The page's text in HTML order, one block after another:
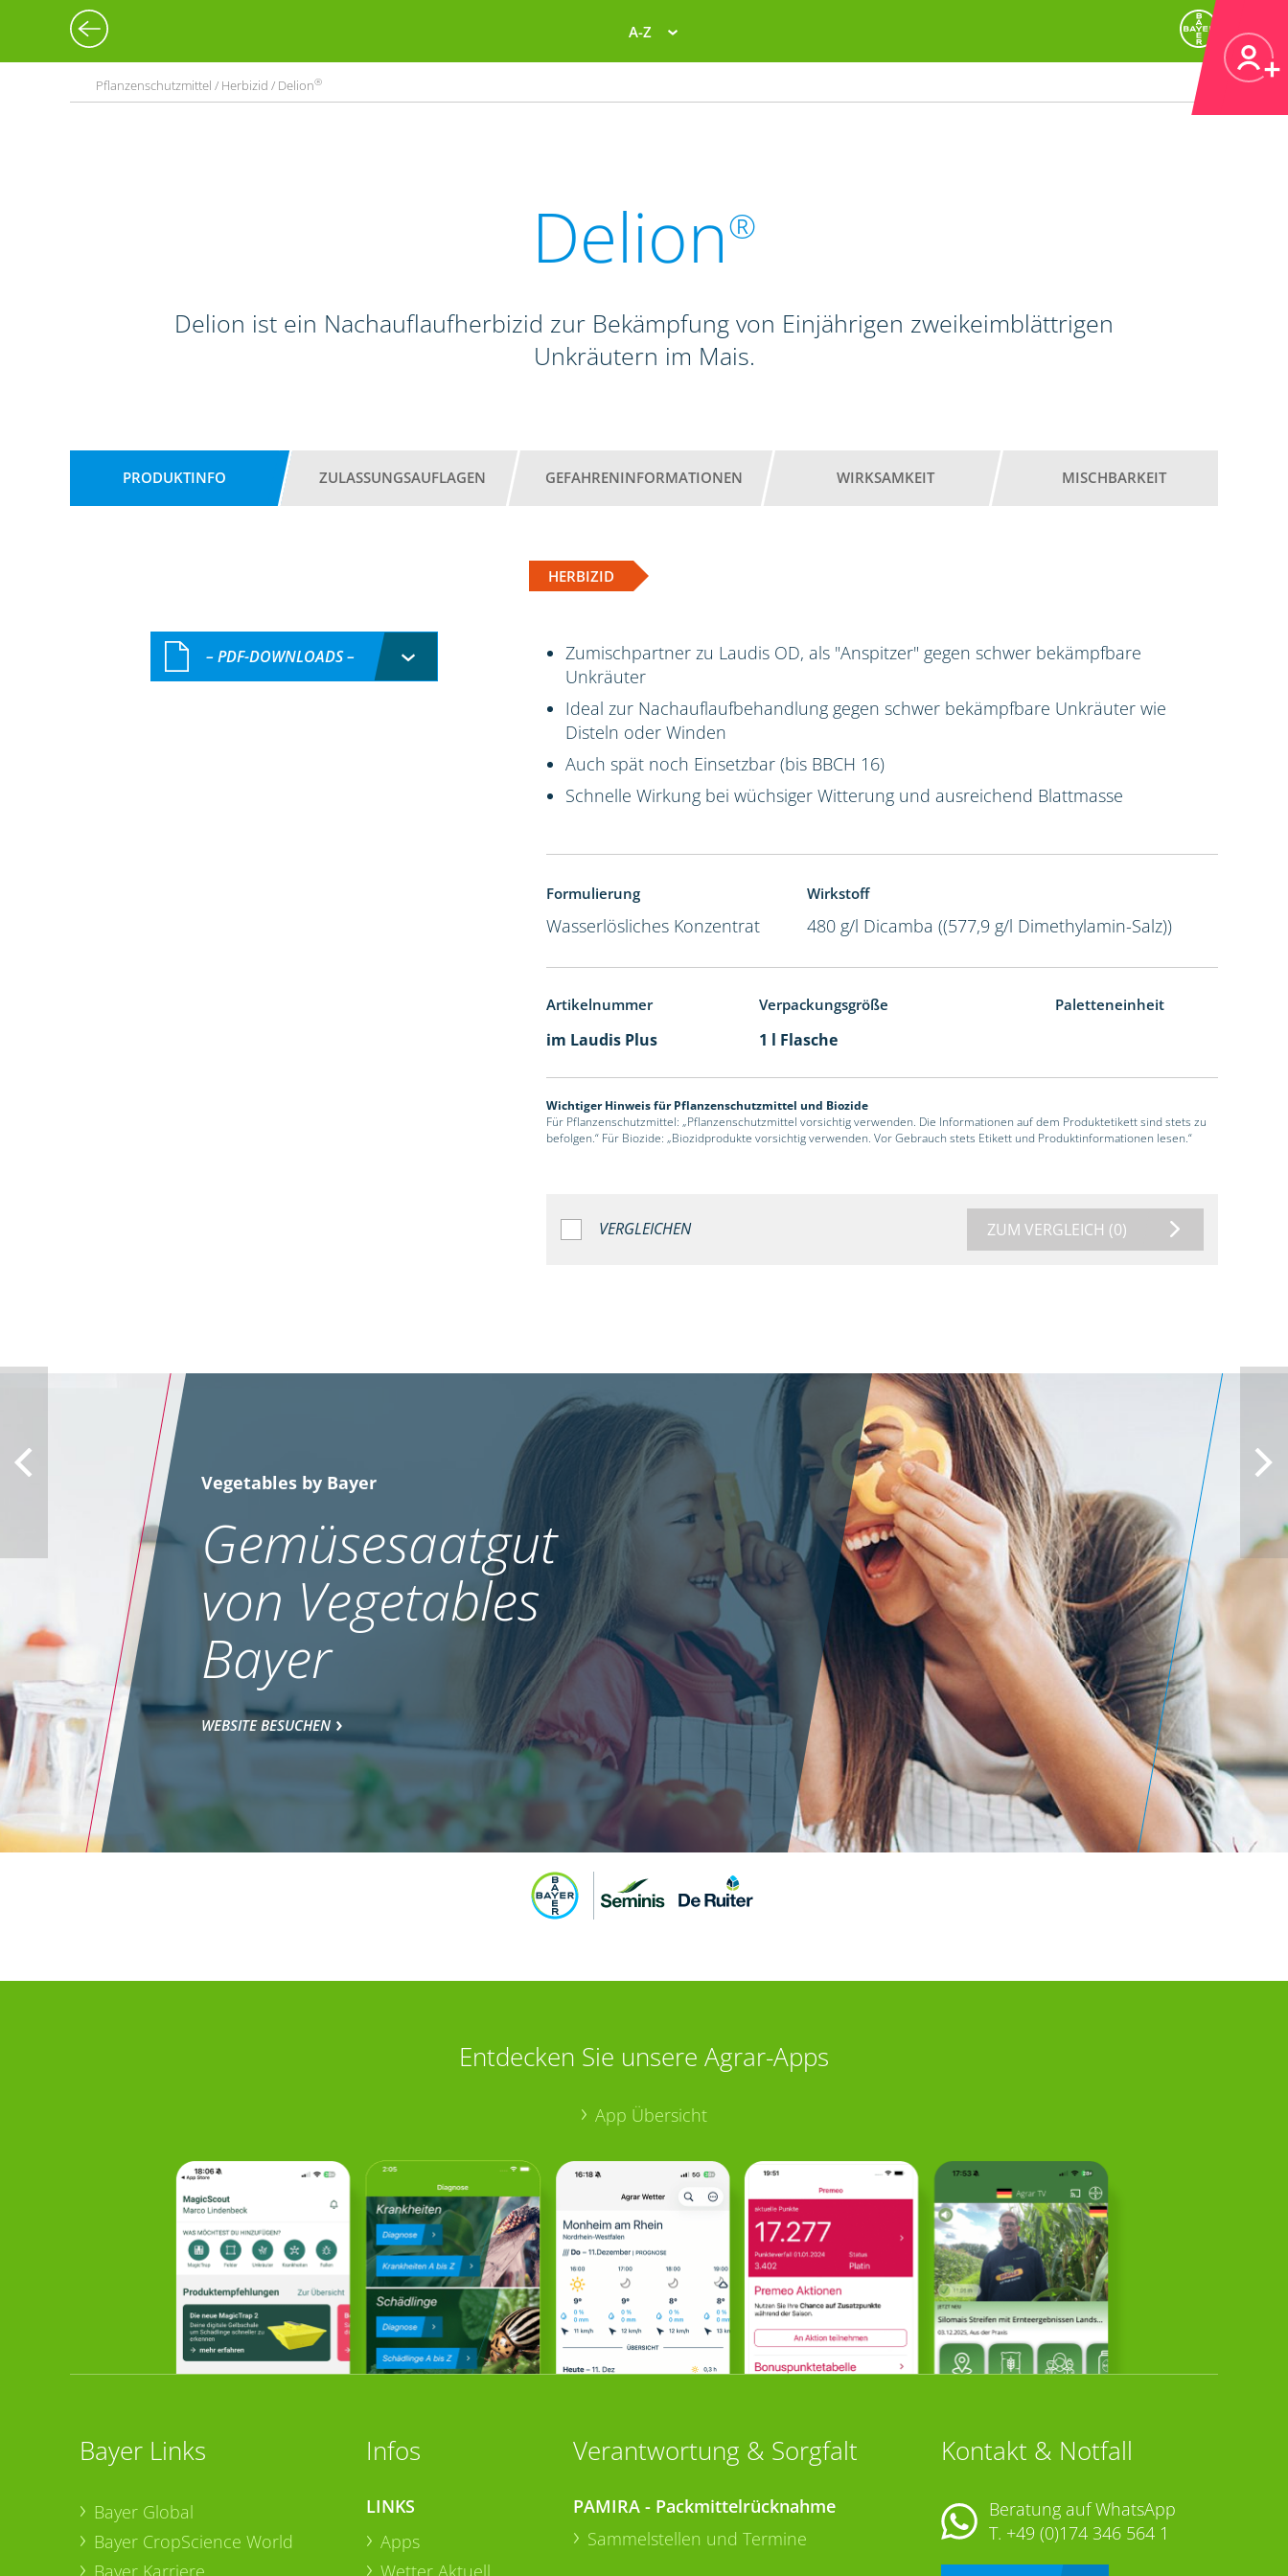
A-Z
Pflanzenschutzmittel / Herbizid / Delion®
Delion®
Delion ist ein Nachauflaufherbizid zur Bekämpfung von Einjährigen zweikeimblättrigen
Unkräutern im Mais.
PRODUKTINFO ZULASSUNGSAUFLAGEN GEFAHRENINFORMATIONEN WIRKSAMKEIT MISCHBARKEIT
HERBIZID
– PDF-DOWNLOADS –
Zumischpartner zu Laudis OD, als "Anspitzer" gegen schwer bekämpfbare
Unkräuter
Ideal zur Nachauflaufbehandlung gegen schwer bekämpfbare Unkräuter wie
Disteln oder Winden
Auch spät noch Einsetzbar (bis BBCH 16)
Schnelle Wirkung bei wüchsiger Witterung und ausreichend Blattmasse
Formulierung
Wasserlösliches Konzentrat
Wirkstoff
480 g/l Dicamba ((577,9 g/l Dimethylamin-Salz))
Artikelnummer Verpackungsgröße Paletteneinheit
im Laudis Plus 1 l Flasche
Wichtiger Hinweis für Pflanzenschutzmittel und Biozide
Für Pflanzenschutzmittel: „Pflanzenschutzmittel vorsichtig verwenden. Die Informationen auf dem Produktetikett sind stets zu
befolgen.“ Für Biozide: „Biozidprodukte vorsichtig verwenden. Vor Gebrauch stets Etikett und Produktinformationen lesen.“
VERGLEICHEN ZUM VERGLEICH (0)
Vegetables by Bayer
Gemüsesaatgut
von Vegetables
Bayer
WEBSITE BESUCHEN
Entdecken Sie unsere Agrar-Apps
App Übersicht
Bayer Links
Bayer Global
Bayer CropScience World
Bayer Karriere
Infos
LINKS
Apps
Wetter Aktuell
Verantwortung & Sorgfalt
PAMIRA - Packmittelrücknahme
Sammelstellen und Termine
Kontakt & Notfall
Beratung auf WhatsApp
T. +49 (0)174 346 564 1